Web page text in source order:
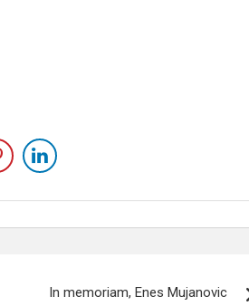
In memoriam, Enes Mujanovic